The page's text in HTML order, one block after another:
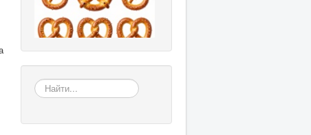
«Земля
–
а